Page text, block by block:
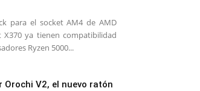
para el socket AM4 de AMD
X370 ya tienen compatibilidad
Ryzen 5000...
Orochi V2, el nuevo ratón